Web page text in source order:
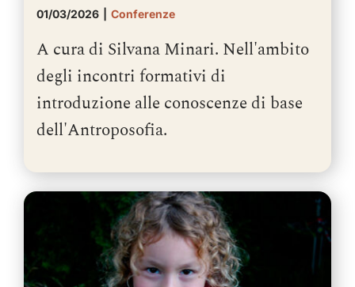
01/03/2026 Conferenze
A cura di Silvana Minari. Nell'ambito
degli incontri formativi di
introduzione alle conoscenze di base
dell'Antroposofia.